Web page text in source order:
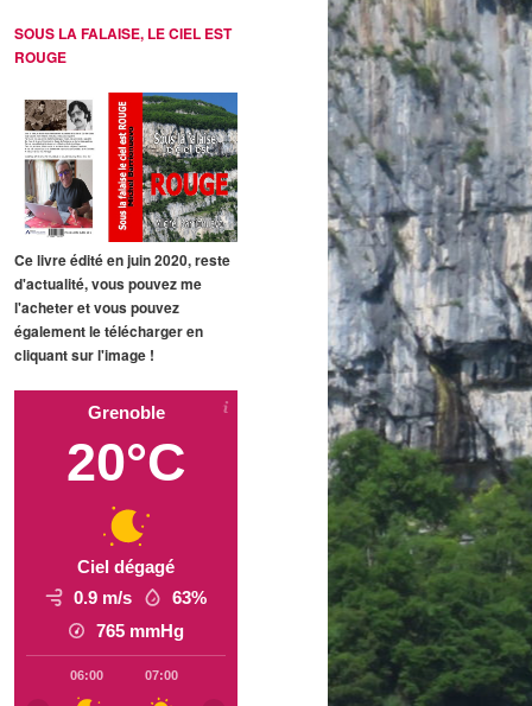
SOUS LA FALAISE, LE CIEL EST
ROUGE
Ce livre édité en juin 2020, reste
d'actualité, vous pouvez me
l'acheter et vous pouvez
également le télécharger en
cliquant sur l'image !
Grenoble
20°C
Ciel dégagé
0.9 m/s
63%
765 mmHg
06:00 07:00 10:00 11:00